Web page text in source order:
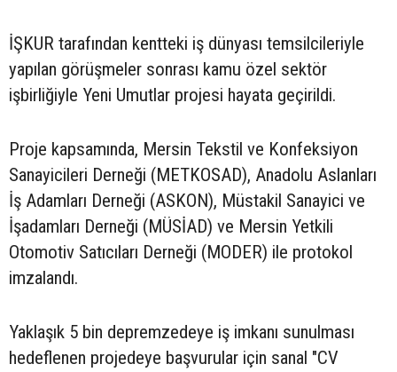
İŞKUR tarafından kentteki iş dünyası temsilcileriyle
yapılan görüşmeler sonrası kamu özel sektör
işbirliğiyle Yeni Umutlar projesi hayata geçirildi.
Proje kapsamında, Mersin Tekstil ve Konfeksiyon
Sanayicileri Derneği (METKOSAD), Anadolu Aslanları
İş Adamları Derneği (ASKON), Müstakil Sanayici ve
İşadamları Derneği (MÜSİAD) ve Mersin Yetkili
Otomotiv Satıcıları Derneği (MODER) ile protokol
imzalandı.
Yaklaşık 5 bin depremzedeye iş imkanı sunulması
hedeflenen projedeye başvurular için sanal "CV